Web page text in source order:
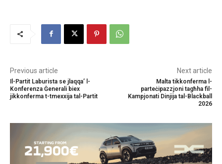
Previous article
Il-Partit Laburista se jlaqqa’ l-
Konferenza Ġenerali biex
jikkonferma t-tmexxija tal-Partit
Next article
Malta tikkonferma l-
parteċipazzjoni tagħha fil-
Kampjonati Dinjija tal-Blackball
2026